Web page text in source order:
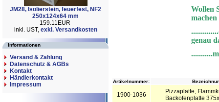
JM28, Isolierstein, feuerfest, NF2
250x124x64 mm
159.11EUR
inkl. UST, exkl. Versandkosten
Informationen
Versand & Zahlung
Datenschutz & AGBs
Kontakt
Händlerkontakt
Impressum
Wollen
machen
genau
Artikelnummer:
1900-1036
Pizzaplatte,
Backofenplatte